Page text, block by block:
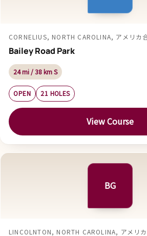
CORNELIUS, NORTH CAROLINA, アメリカ
Bailey Road Park
24 mi / 38 km S
OPEN 21 HOLES
View Course
BG
LINCOLNTON, NORTH CAROLINA, アメリ